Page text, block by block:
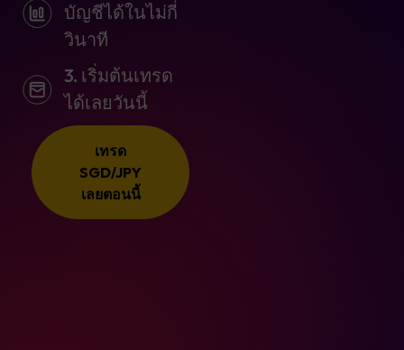
บัญชีได้ในไม่กี่
วินาที
3. เริ่มต้นเทรด
ได้เลยวันนี้
เทรด
SGD/JPY
เลยตอนนี้